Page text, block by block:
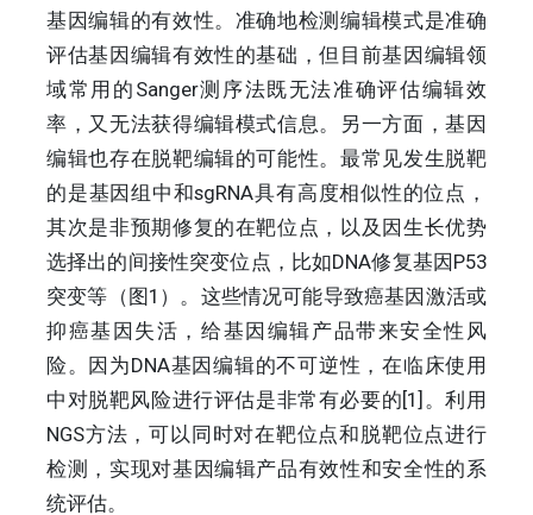
基因编辑的有效性。准确地检测编辑模式是准确
评估基因编辑有效性的基础，但目前基因编辑领
域常用的Sanger测序法既无法准确评估编辑效
率，又无法获得编辑模式信息。另一方面，基因
编辑也存在脱靶编辑的可能性。最常见发生脱靶
的是基因组中和sgRNA具有高度相似性的位点，
其次是非预期修复的在靶位点，以及因生长优势
选择出的间接性突变位点，比如DNA修复基因P53
突变等（图1）。这些情况可能导致癌基因激活或
抑癌基因失活，给基因编辑产品带来安全性风
险。因为DNA基因编辑的不可逆性，在临床使用
中对脱靶风险进行评估是非常有必要的[1]。利用
NGS方法，可以同时对在靶位点和脱靶位点进行
检测，实现对基因编辑产品有效性和安全性的系
统评估。